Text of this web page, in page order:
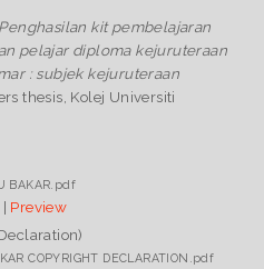
Penghasilan kit pembelajaran
pelajar diploma kejuruteraan
: subjek kejuruteraan
thesis, Kolej Universiti
BAKAR.pdf
| Preview
COPYRIGHT DECLARATION.pdf